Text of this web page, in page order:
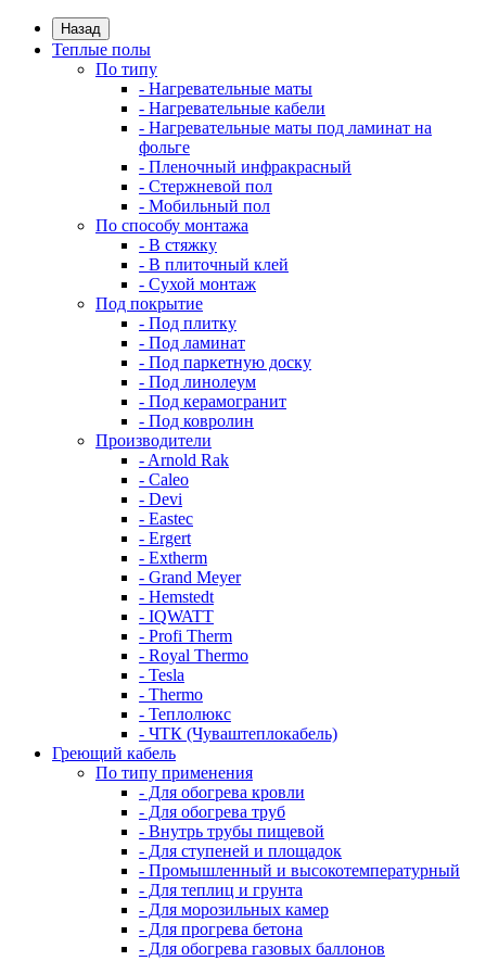
Назад
Теплые полы
По типу
- Нагревательные маты
- Нагревательные кабели
- Нагревательные маты под ламинат на
фольге
- Пленочный инфракрасный
- Стержневой пол
- Мобильный пол
По способу монтажа
- В стяжку
- В плиточный клей
- Сухой монтаж
Под покрытие
- Под плитку
- Под ламинат
- Под паркетную доску
- Под линолеум
- Под керамогранит
- Под ковролин
Производители
- Arnold Rak
- Caleo
- Devi
- Eastec
- Ergert
- Extherm
- Grand Meyer
- Hemstedt
- IQWATT
- Profi Therm
- Royal Thermo
- Tesla
- Thermo
- Теплолюкс
- ЧТК (Чуваштеплокабель)
Греющий кабель
По типу применения
- Для обогрева кровли
- Для обогрева труб
- Внутрь трубы пищевой
- Для ступеней и площадок
- Промышленный и высокотемпературный
- Для теплиц и грунта
- Для морозильных камер
- Для прогрева бетона
- Для обогрева газовых баллонов